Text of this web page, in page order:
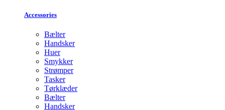
Accessories
Bælter
Handsker
Huer
Smykker
Strømper
Tasker
Tørklæder
Bælter
Handsker